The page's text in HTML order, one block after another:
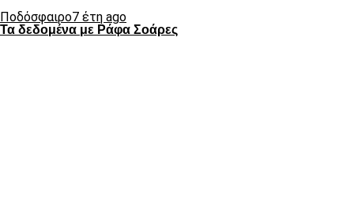
Ποδόσφαιρο7 έτη ago
Τα δεδομένα με Ράφα Σοάρες